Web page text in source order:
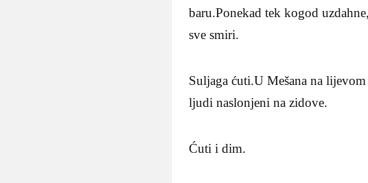
baru.Ponekad tek kogod
sve smiri.
Suljaga ćuti.U Mešana na
ljudi naslonjeni na zidove.
Ćuti i dim.